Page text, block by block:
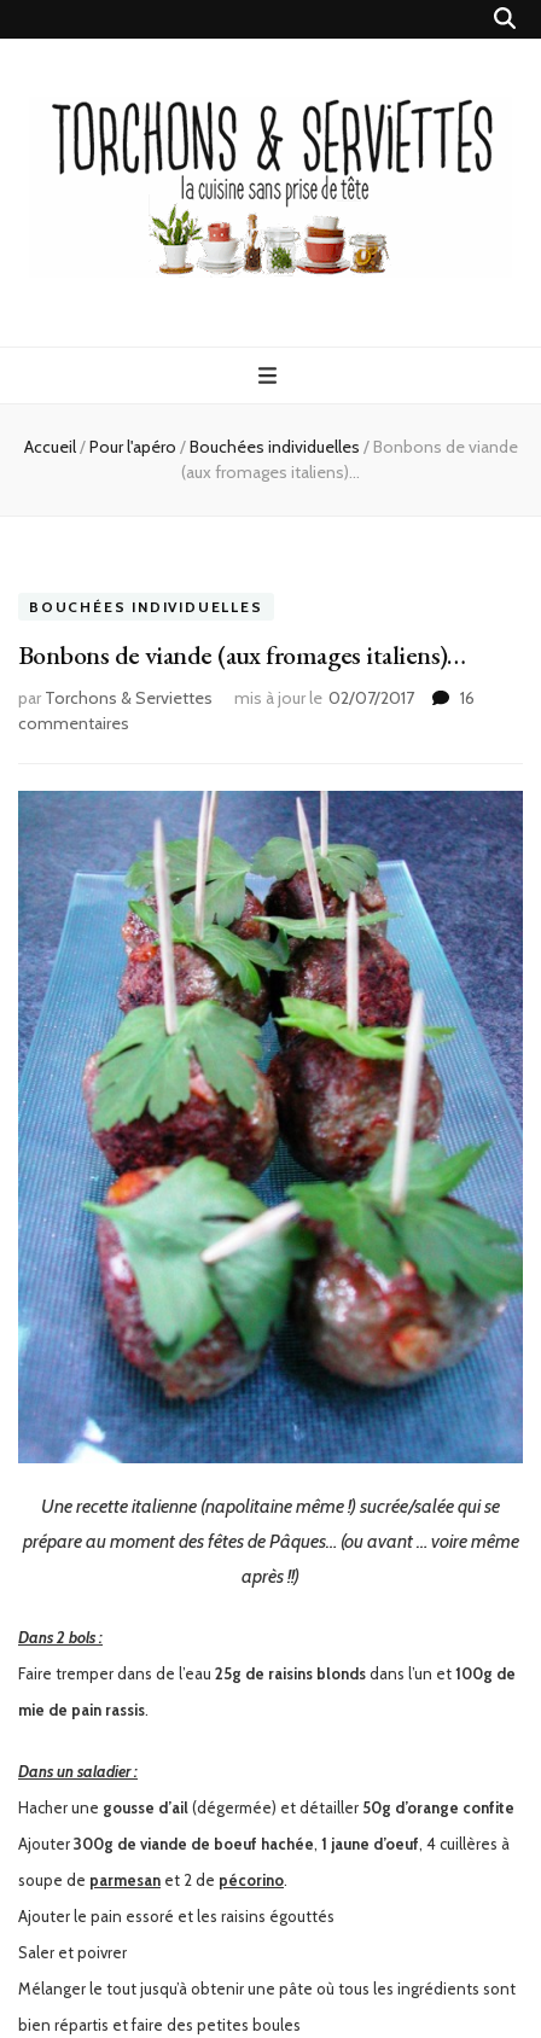
Serviettes
Accueil/Pour l'apéro /Bouchées individuelles / Bonbons de viande
(aux fromages italiens)…
BOUCHÉES INDIVIDUELLES
Bonbons de viande (aux fromages italiens)…
par Torchons & Serviettes mis à jour le 02/07/2017
16
commentaires
viande
(aux
fromages
italiens)
…
Une recette italienne (napolitaine même !) sucrée/salée qui se
prépare au moment des fêtes de Pâques… (ou avant … voire même
après !!)
Dans 2 bols :
Faire tremper dans de l’eau 25g de raisins blondsdans l’un et100g de
mie de pain rassis.
Dans un saladier :
Hacher une gousse d’ail(dégermée) et détailler 50g d’orange confite
Ajouter300g de viande de boeuf hachée, 1 jaune d’oeuf, 4 cuillères à
soupe de parmesan et 2 de pécorino.
Ajouter le pain essoré et les raisins égouttés
Saler et poivrer
Mélanger le tout jusqu’à obtenir une pâte où tous les ingrédients sont
bien répartis et faire des petites boules